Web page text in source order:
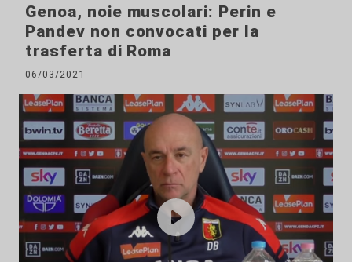
Genoa, noie muscolari: Perin e
Pandev non convocati per la
trasferta di Roma
06/03/2021